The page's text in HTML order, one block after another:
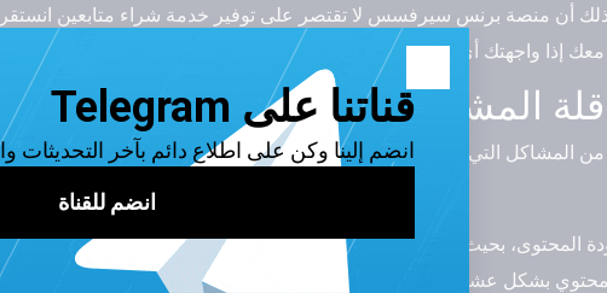
أن منصة برنس سيرفسس لا تقتصر على توفير خدمة شراء متابعين
معك إذا واجهتك أي مشكلة بعد طلب الخدمة.
المشاهدات في الانستقرام
من المشاكل التي تسبب قلة المشاهدات في الانستقرام. لذا يجب التعرف
المحتوى، بحيث إذا كان المحتوى غير مميز، فمن المحتمل أن يؤدي ذلك إلى
بشكل عشوائي، والإهمال في النشر بشكل متسق يمكن أن يؤدي إلى